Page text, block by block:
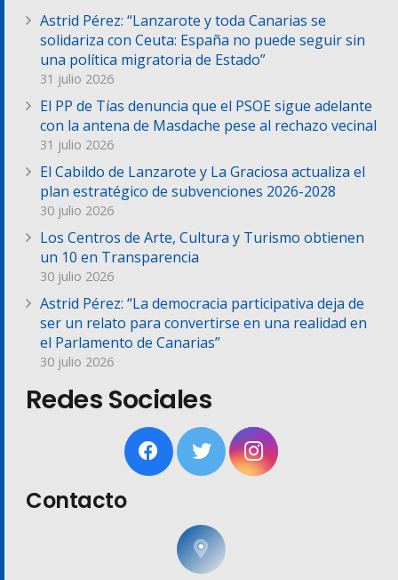
Astrid Pérez: “Lanzarote y toda Canarias se
solidariza con Ceuta: España no puede seguir sin
una política migratoria de Estado”
31 julio 2026
El PP de Tías denuncia que el PSOE sigue adelante
con la antena de Masdache pese al rechazo vecinal
31 julio 2026
El Cabildo de Lanzarote y La Graciosa actualiza el
plan estratégico de subvenciones 2026-2028
30 julio 2026
Los Centros de Arte, Cultura y Turismo obtienen
un 10 en Transparencia
30 julio 2026
Astrid Pérez: “La democracia participativa deja de
ser un relato para convertirse en una realidad en
el Parlamento de Canarias”
30 julio 2026
Redes Sociales
Contacto